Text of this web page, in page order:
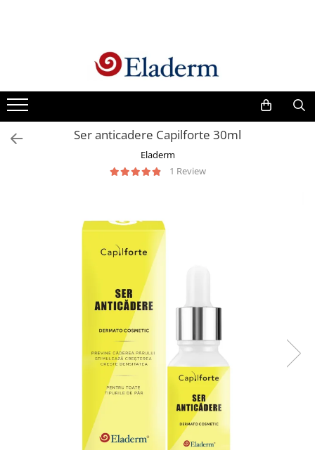
Vezi toate produsele
Creme cu protectie solara
Produse Antirid
Produse Hidratante
Produse Antiacnee
Produse pentru curatare
Creme Emoliente
Produse pentru pete pigmentare
Evidence skincare
Ser anticadere Capilforte 30ml
Eladerm
1 Review